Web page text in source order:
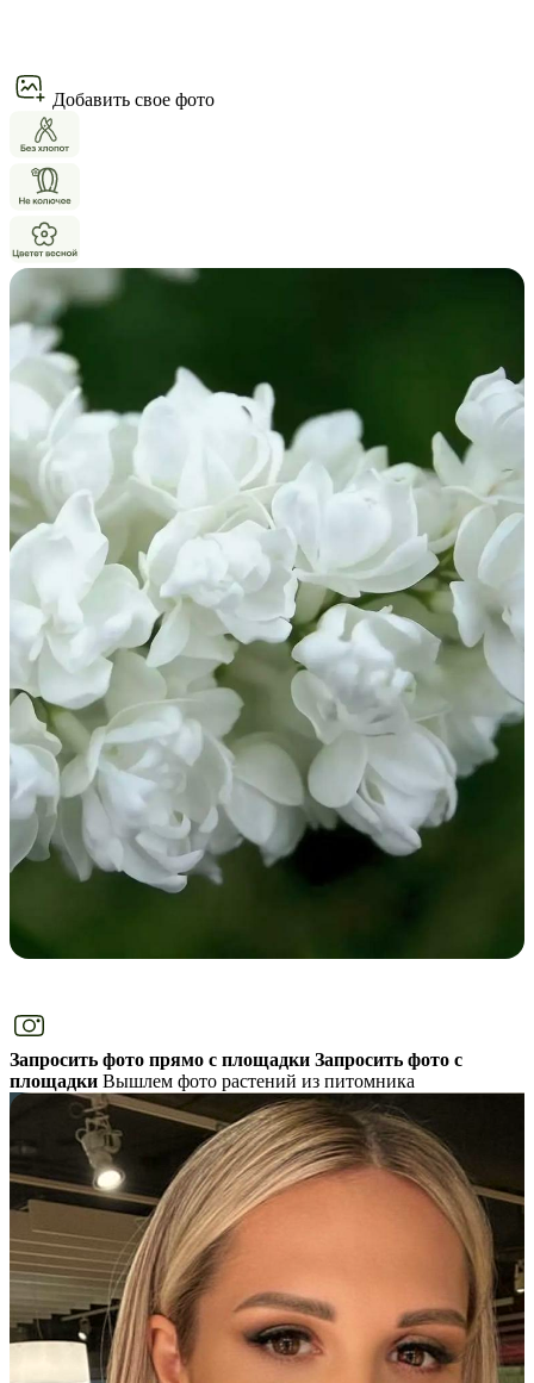
Добавить свое фото
Запросить фото прямо с площадки Запросить фото с
площадки Вышлем фото растений из питомника